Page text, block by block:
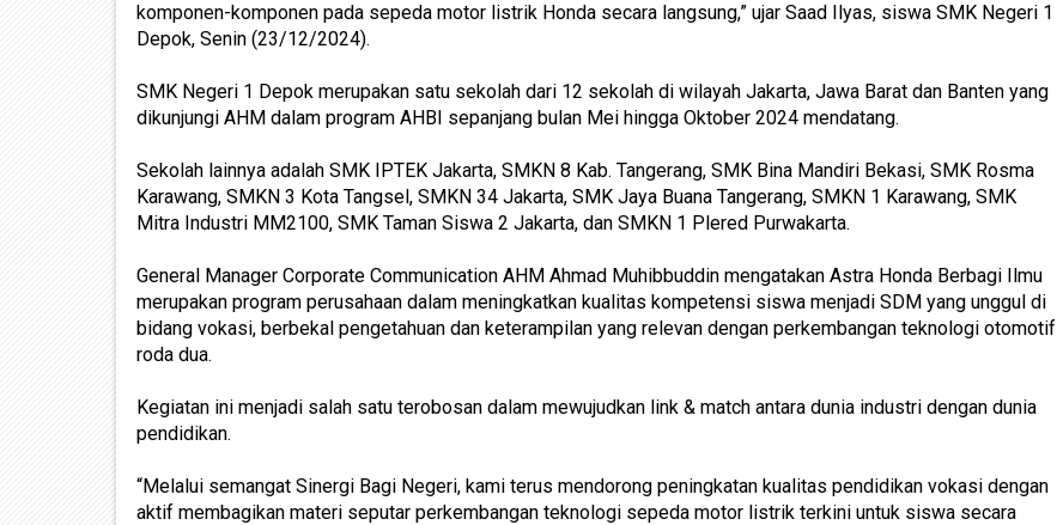
komponen-komponen pada sepeda motor listrik Honda secara langsung,” ujar Saad Ilyas, siswa SMK Negeri 1
Depok, Senin (23/12/2024).
SMK Negeri 1 Depok merupakan satu sekolah dari 12 sekolah di wilayah Jakarta, Jawa Barat dan Banten yang
dikunjungi AHM dalam program AHBI sepanjang bulan Mei hingga Oktober 2024 mendatang.
Sekolah lainnya adalah SMK IPTEK Jakarta, SMKN 8 Kab. Tangerang, SMK Bina Mandiri Bekasi, SMK Rosma
Karawang, SMKN 3 Kota Tangsel, SMKN 34 Jakarta, SMK Jaya Buana Tangerang, SMKN 1 Karawang, SMK
Mitra Industri MM2100, SMK Taman Siswa 2 Jakarta, dan SMKN 1 Plered Purwakarta.
General Manager Corporate Communication AHM Ahmad Muhibbuddin mengatakan Astra Honda Berbagi Ilmu
merupakan program perusahaan dalam meningkatkan kualitas kompetensi siswa menjadi SDM yang unggul di
bidang vokasi, berbekal pengetahuan dan keterampilan yang relevan dengan perkembangan teknologi otomotif
roda dua.
Kegiatan ini menjadi salah satu terobosan dalam mewujudkan link & match antara dunia industri dengan dunia
pendidikan.
“Melalui semangat Sinergi Bagi Negeri, kami terus mendorong peningkatan kualitas pendidikan vokasi dengan
aktif membagikan materi seputar perkembangan teknologi sepeda motor listrik terkini untuk siswa secara